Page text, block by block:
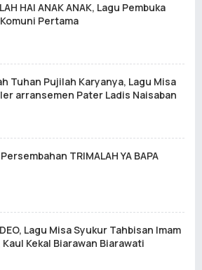
HAI ANAK ANAK, Lagu Pembuka
Pertama
Tuhan Pujilah Karyanya, Lagu Misa
arransemen Pater Ladis Naisaban
TRIMALAH YA BAPA
Lagu Misa Syukur Tahbisan Imam
Kaul Kekal Biarawan Biarawati